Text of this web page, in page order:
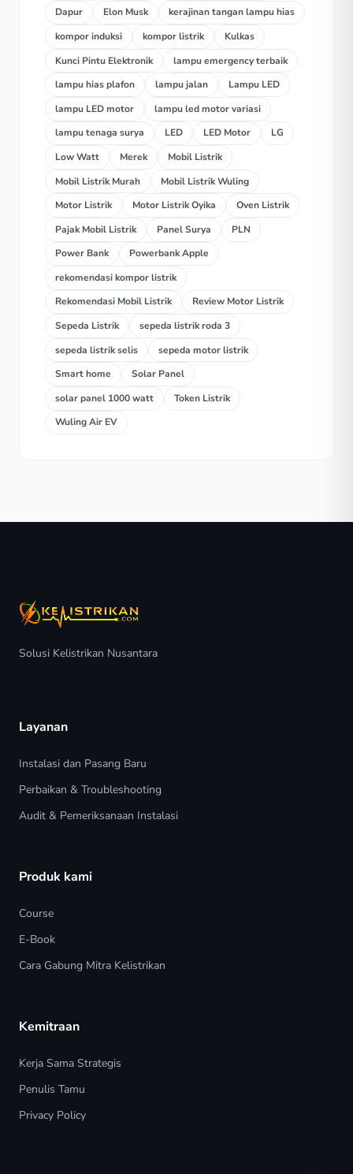
Dapur
Elon Musk
kerajinan tangan lampu hias
kompor induksi
kompor listrik
Kulkas
Kunci Pintu Elektronik
lampu emergency terbaik
lampu hias plafon
lampu jalan
Lampu LED
lampu LED motor
lampu led motor variasi
lampu tenaga surya
LED LED Motor
LG
Low Watt
Merek
Mobil Listrik
Mobil Listrik Murah
Mobil Listrik Wuling
Motor Listrik
Motor Listrik Oyika
Oven Listrik
Pajak Mobil Listrik
Panel Surya
PLN
Power Bank
Powerbank Apple
rekomendasi kompor listrik
Rekomendasi Mobil Listrik
Review Motor Listrik
Sepeda Listrik
sepeda listrik roda 3
sepeda listrik selis
sepeda motor listrik
Smart home
Solar Panel
solar panel 1000 watt
Token Listrik
Wuling Air EV
Solusi Kelistrikan Nusantara
Layanan
Instalasi dan Pasang Baru
Perbaikan & Troubleshooting
Audit & Pemeriksanaan Instalasi
Produk kami
Course
E-Book
Cara Gabung Mitra Kelistrikan
Kemitraan
Kerja Sama Strategis
Penulis Tamu
Privacy Policy